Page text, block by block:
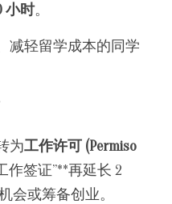
小时。
为工作许可 (Permiso
作签证”**再延长 2
会或筹备创业。